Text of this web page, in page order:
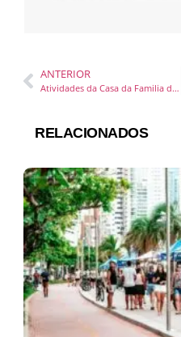
ANTERIOR
Atividades da Casa da Familia de BC recomeçam nessa semana
RELACIONADOS